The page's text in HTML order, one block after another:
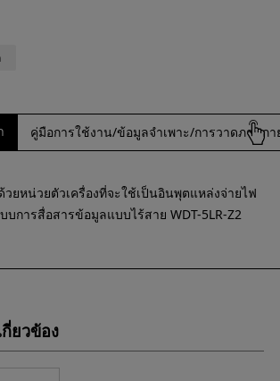
คู่มือการใช้งาน/ข้อมูลจำเพาะ/การวาดภาพภ
ยหน่วยตัวเครื่องที่จะใช้เป็นอินพุตแหล่งจ่ายไฟ
บการสื่อสารข้อมูลแบบไร้สาย WDT-5LR-Z2
ยวข้อง